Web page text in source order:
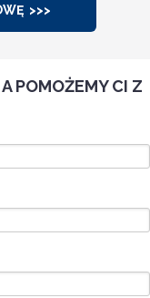
>>>
POMOŻEMY CI Z